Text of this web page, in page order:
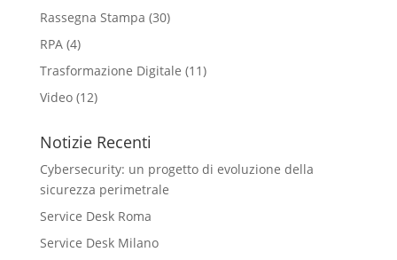
Rassegna Stampa (30)
RPA(4)
Trasformazione Digitale (11)
Video(12)
Notizie Recenti
Cybersecurity: un progetto di evoluzione della
sicurezza perimetrale
Service Desk Roma
Service Desk Milano